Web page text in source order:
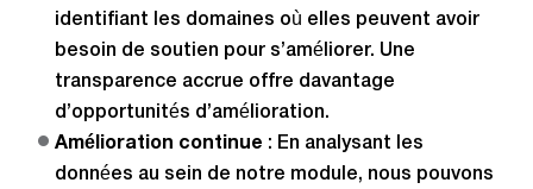
identifiant les domaines où elles peuvent avoir
besoin de soutien pour s’améliorer. Une
transparence accrue offre davantage
d’opportunités d’amélioration.
Amélioration continue : En analysant les
données au sein de notre module, nous pouvons